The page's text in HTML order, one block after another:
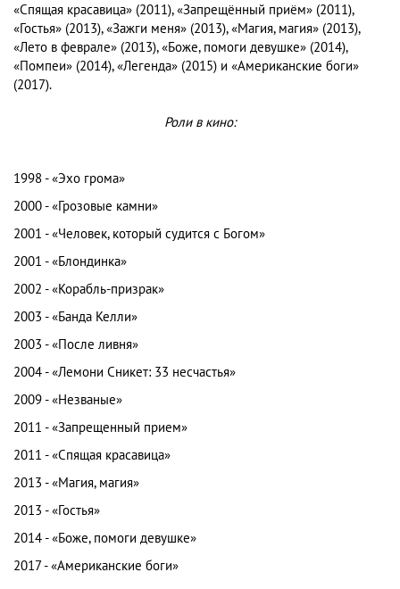
«Спящая красавица» (2011), «Запрещённый приём» (2011),
«Гостья» (2013), «Зажги меня» (2013), «Магия, магия» (2013),
«Лето в феврале» (2013), «Боже, помоги девушке» (2014),
«Помпеи» (2014), «Легенда» (2015) и «Американские боги»
(2017).
Роли в кино:
1998 - «Эхо грома»
2000 - «Грозовые камни»
2001 - «Человек, который судится с Богом»
2001 - «Блондинка»
2002 - «Корабль-призрак»
2003 - «Банда Келли»
2003 - «После ливня»
2004 - «Лемони Сникет: 33 несчастья»
2009 - «Незваные»
2011 - «Запрещенный прием»
2011 - «Спящая красавица»
2013 - «Магия, магия»
2013 - «Гостья»
2014 - «Боже, помоги девушке»
2017 - «Американские боги»